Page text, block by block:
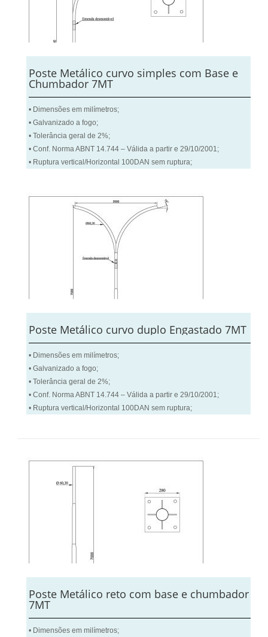
Poste Metálico curvo simples com Base e
Chumbador 7MT
• Dimensões em milímetros;
• Galvanizado a fogo;
• Tolerância geral de 2%;
• Conf. Norma ABNT 14.744 – Válida a partir e 29/10/2001;
• Ruptura vertical/Horizontal 100DAN sem ruptura;
Poste Metálico curvo duplo Engastado 7MT
• Dimensões em milímetros;
• Galvanizado a fogo;
• Tolerância geral de 2%;
• Conf. Norma ABNT 14.744 – Válida a partir e 29/10/2001;
• Ruptura vertical/Horizontal 100DAN sem ruptura;
Poste Metálico reto com base e chumbador
7MT
• Dimensões em milímetros;